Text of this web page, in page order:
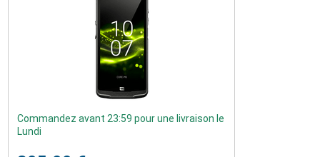
Commandez avant 23:59 pour une livraison le
Lundi